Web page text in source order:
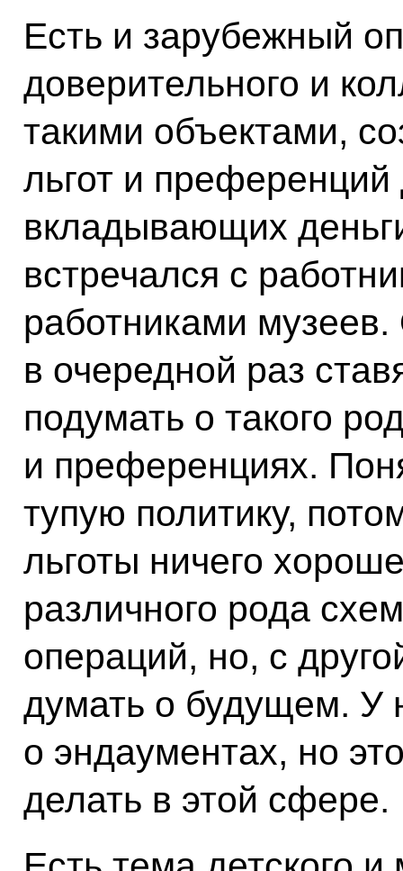
Есть и зарубежный
доверительного и
такими объектами,
льгот и
вкладывающих
встречался с
работниками
в очередной раз
подумать о такого
и преференциях.
тупую политику,
льготы ничего
различного рода
операций, но, с
думать о будущем. У
о эндаументах, но
делать в этой сфере.